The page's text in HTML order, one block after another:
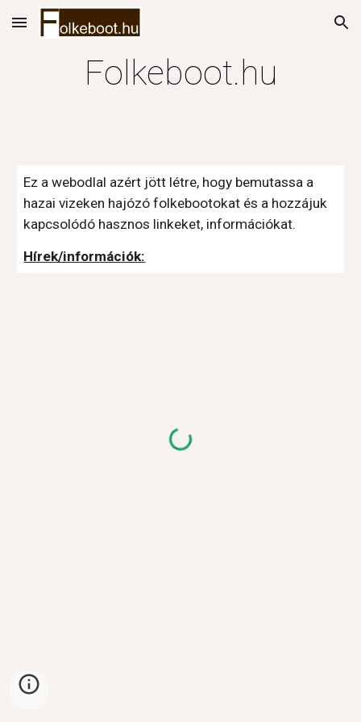
Skip to main content Skip to navigation
Folkeboot.hu
Ez a webodlal azért jött létre, hogy bemutassa a
hazai vizeken hajózó folkebootokat és a hozzájuk
kapcsolódó hasznos linkeket, információkat.
Hírek/információk: